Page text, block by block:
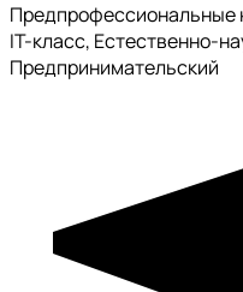
Предпрофессиональные
IT-класс, Естественно-
Предпринимательский